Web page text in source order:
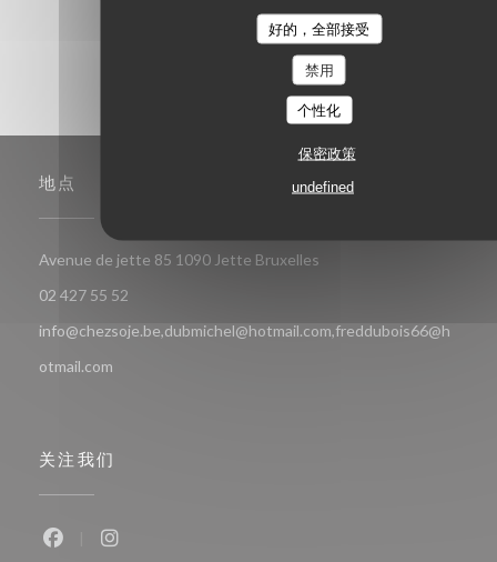
好的，全部接受
禁用
个性化
保密政策
undefined
地点
Avenue de jette 85 1090 Jette Bruxelles
02 427 55 52
info@chezsoje.be,dubmichel@hotmail.com,freddubois66@h
otmail.com
关注我们